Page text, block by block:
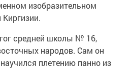
изобразительном
Киргизии.
средней школы № 16,
народов. Сам он
плетению панно из